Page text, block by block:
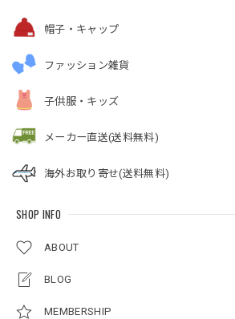
帽子・キャップ
ファッション雑貨
子供服・キッズ
メーカー直送(送料無料)
海外お取り寄せ(送料無料)
SHOP INFO
ABOUT
BLOG
MEMBERSHIP